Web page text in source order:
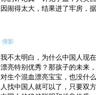
因闹得太大，结果进了牢房，
倩影
我不太明白，为什么中国人现
漂亮特别优秀？那孩子的未来
对生个混血漂亮宝宝，也没什
人找中国人就可以了，只要双